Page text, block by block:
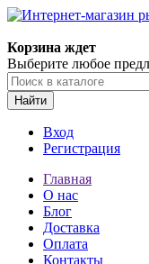
Корзина ждет
Выберите любое
Найти
Вход
Регистрация
Главная
О нас
Блог
Доставка
Оплата
Контакты